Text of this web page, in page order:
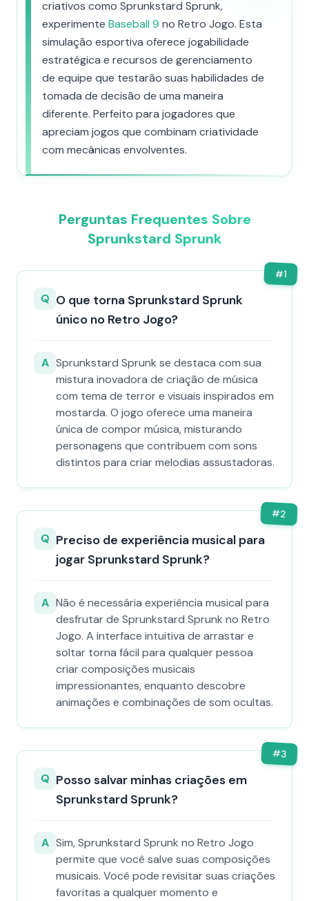
criativos como Sprunkstard Sprunk,
experimente Baseball 9 no Retro Jogo. Esta
simulação esportiva oferece jogabilidade
estratégica e recursos de gerenciamento
de equipe que testarão suas habilidades de
tomada de decisão de uma maneira
diferente. Perfeito para jogadores que
apreciam jogos que combinam criatividade
com mecânicas envolventes.
Perguntas Frequentes Sobre
Sprunkstard Sprunk
#1
Q O que torna Sprunkstard Sprunk
único no Retro Jogo?
A Sprunkstard Sprunk se destaca com sua
mistura inovadora de criação de música
com tema de terror e visuais inspirados em
mostarda. O jogo oferece uma maneira
única de compor música, misturando
personagens que contribuem com sons
distintos para criar melodias assustadoras.
#2
Q Preciso de experiência musical para
jogar Sprunkstard Sprunk?
A Não é necessária experiência musical para
desfrutar de Sprunkstard Sprunk no Retro
Jogo. A interface intuitiva de arrastar e
soltar torna fácil para qualquer pessoa
criar composições musicais
impressionantes, enquanto descobre
animações e combinações de som ocultas.
#3
Q Posso salvar minhas criações em
Sprunkstard Sprunk?
A Sim, Sprunkstard Sprunk no Retro Jogo
permite que você salve suas composições
musicais. Você pode revisitar suas criações
favoritas a qualquer momento e